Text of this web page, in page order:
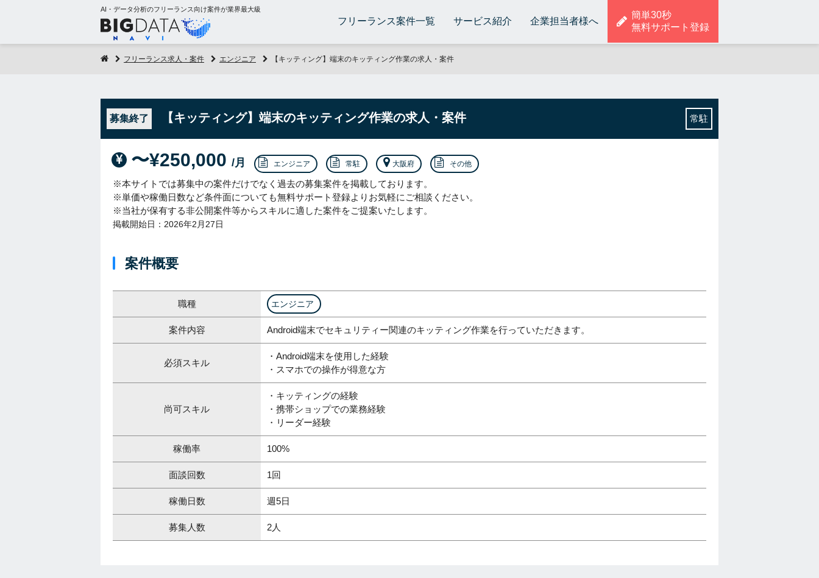
AI・データ分析のフリーランス向け案件が業界最大級
フリーランス案件一覧 サービス紹介 企業担当者様へ
簡単30秒
無料サポート登録
フリーランス求人・案件 エンジニア 【キッティング】端末のキッティング作業の求人・案件
募集終了 【キッティング】端末のキッティング作業の求人・案件 常駐
〜¥250,000 /月 エンジニア 常駐 大阪府 その他
※本サイトでは募集中の案件だけでなく過去の募集案件を掲載しております。
※単価や稼働日数など条件面についても無料サポート登録よりお気軽にご相談ください。
※当社が保有する非公開案件等からスキルに適した案件をご提案いたします。
掲載開始日：2026年2月27日
案件概要
職種 エンジニア
案件内容 Android端末でセキュリティー関連のキッティング作業を行っていただきます。
必須スキル
・Android端末を使用した経験
・スマホでの操作が得意な方
尚可スキル
・キッティングの経験
・携帯ショップでの業務経験
・リーダー経験
稼働率 100%
面談回数 1回
稼働日数 週5日
募集人数 2人